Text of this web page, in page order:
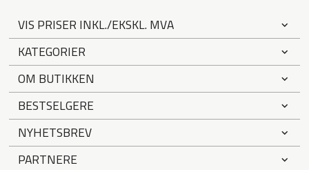
VIS PRISER INKL./EKSKL. MVA
KATEGORIER
OM BUTIKKEN
BESTSELGERE
NYHETSBREV
PARTNERE